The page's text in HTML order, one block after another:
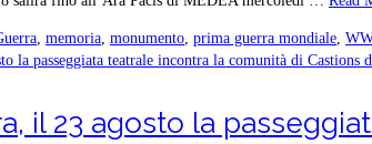
memoria monumento prima guerra mondiale
il 23 agosto la